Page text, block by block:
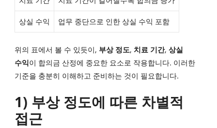
상실 수익 업무 중단으로 인한 상실 수익 포함
위의 표에서 볼 수 있듯이, 부상 정도, 치료 기간, 상실
수익이 합의금 산정에 중요한 요소로 작용합니다. 이러한
기준을 충분히 이해하고 준비하는 것이 필요합니다.
1) 부상 정도에 따른 차별적
접근